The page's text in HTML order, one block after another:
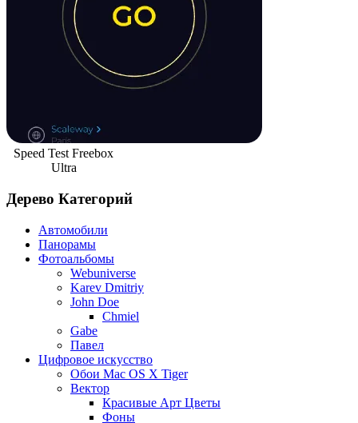
Speed Test Freebox
Ultra
Дерево Категорий
Автомобили
Панорамы
Фотоальбомы
Webuniverse
Karev Dmitriy
John Doe
Chmiel
Gabe
Павел
Цифровое искусство
Обои Mac OS X Tiger
Вектор
Красивые Арт Цветы
Фоны